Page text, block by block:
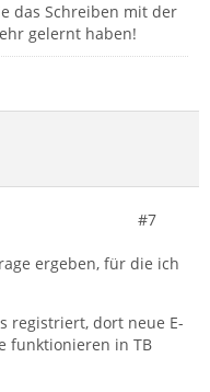
das Schreiben mit der
gelernt haben!
#7
ergeben, für die ich
registriert, dort neue E-
funktionieren in TB